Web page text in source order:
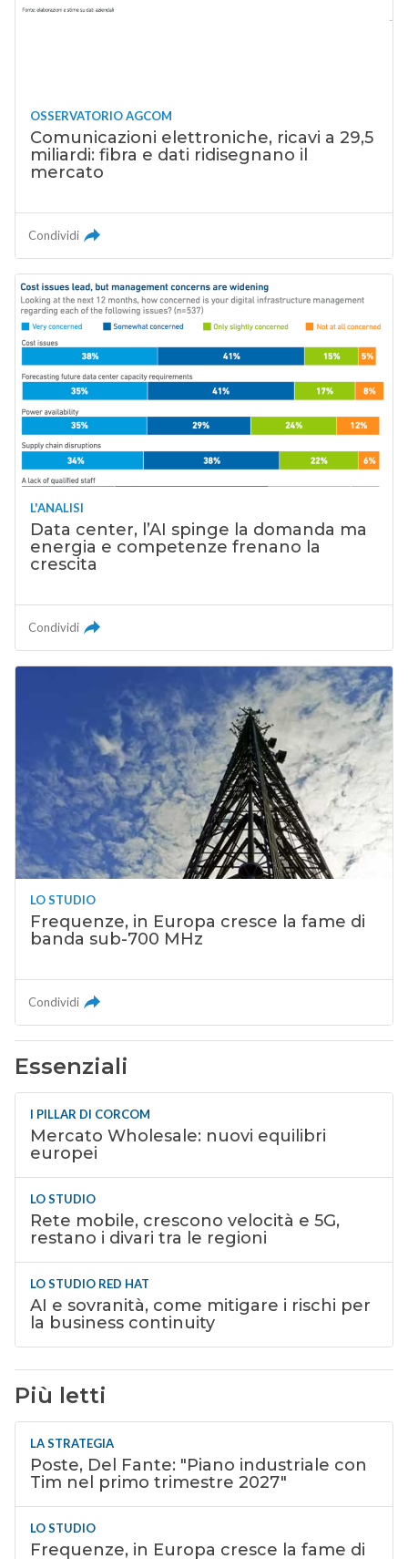
OSSERVATORIO AGCOM
Comunicazioni elettroniche, ricavi a 29,5
miliardi: fibra e dati ridisegnano il
mercato
Condividi
L'ANALISI
Data center, l’AI spinge la domanda ma
energia e competenze frenano la
crescita
Condividi
LO STUDIO
Frequenze, in Europa cresce la fame di
banda sub-700 MHz
Condividi
Essenziali
I PILLAR DI CORCOM
Mercato Wholesale: nuovi equilibri
europei
LO STUDIO
Rete mobile, crescono velocità e 5G,
restano i divari tra le regioni
LO STUDIO RED HAT
AI e sovranità, come mitigare i rischi per
la business continuity
Più letti
LA STRATEGIA
Poste, Del Fante: "Piano industriale con
Tim nel primo trimestre 2027"
LO STUDIO
Frequenze, in Europa cresce la fame di